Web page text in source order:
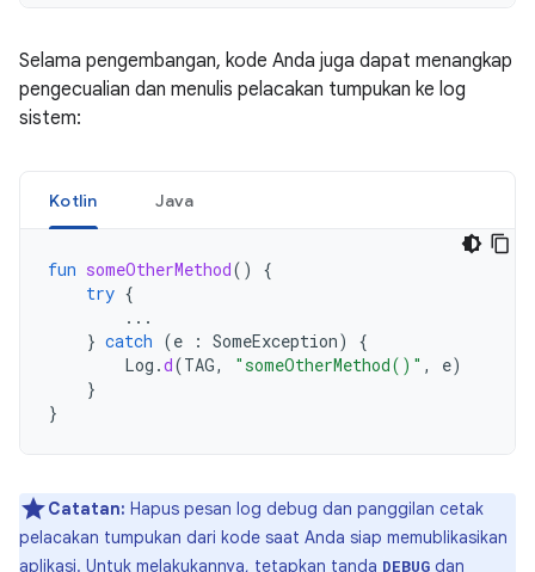
Selama pengembangan, kode Anda juga dapat menangkap
pengecualian dan menulis pelacakan tumpukan ke log
sistem:
Kotlin Java
fun someOtherMethod()
{
try {
...
} catch (e : SomeException)
{
Log .d(TAG, "someOtherMethod()" , e)
}
}
Catatan: Hapus pesan log debug dan panggilan cetak
pelacakan tumpukan dari kode saat Anda siap memublikasikan
aplikasi. Untuk melakukannya, tetapkan tanda DEBUG dan